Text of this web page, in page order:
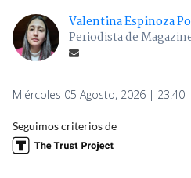
Valentina Espinoza
Periodista de
Miércoles 05 Agosto, 2026 | 23:40
Seguimos criterios de